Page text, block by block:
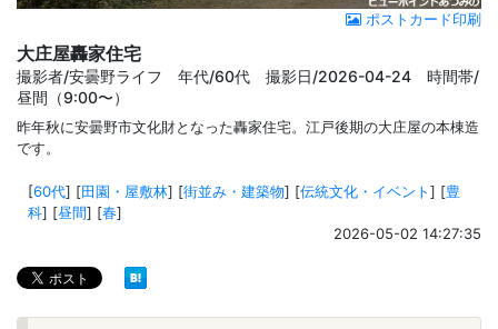
ポストカード印刷
大庄屋轟家住宅
撮影者/安曇野ライフ 年代/60代 撮影日/2026-04-24 時間帯/
昼間（9:00〜）
昨年秋に安曇野市文化財となった轟家住宅。江戸後期の大庄屋の本棟造
です。
[60代] [田園・屋敷林] [街並み・建築物] [伝統文化・イベント] [豊
科] [昼間] [春]
2026-05-02 14:27:35